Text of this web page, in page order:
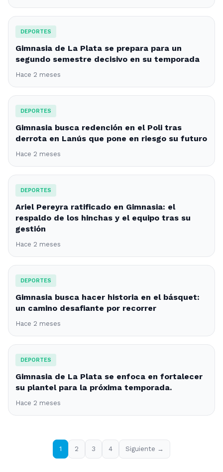
DEPORTES
Gimnasia de La Plata se prepara para un
segundo semestre decisivo en su temporada
Hace 2 meses
DEPORTES
Gimnasia busca redención en el Poli tras
derrota en Lanús que pone en riesgo su futuro
Hace 2 meses
DEPORTES
Ariel Pereyra ratificado en Gimnasia: el
respaldo de los hinchas y el equipo tras su
gestión
Hace 2 meses
DEPORTES
Gimnasia busca hacer historia en el básquet:
un camino desafiante por recorrer
Hace 2 meses
DEPORTES
Gimnasia de La Plata se enfoca en fortalecer
su plantel para la próxima temporada.
Hace 2 meses
1 2 3 4 Siguiente →